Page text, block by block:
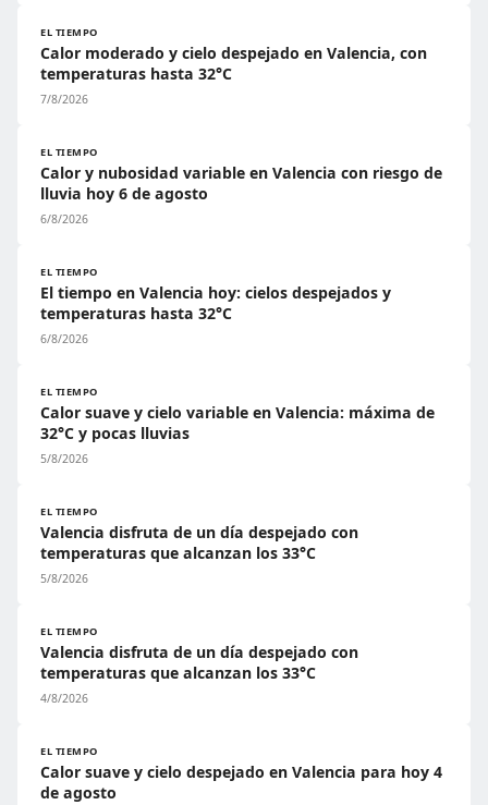
EL TIEMPO
Calor moderado y cielo despejado en Valencia, con
temperaturas hasta 32°C
7/8/2026
EL TIEMPO
Calor y nubosidad variable en Valencia con riesgo de
lluvia hoy 6 de agosto
6/8/2026
EL TIEMPO
El tiempo en Valencia hoy: cielos despejados y
temperaturas hasta 32°C
6/8/2026
EL TIEMPO
Calor suave y cielo variable en Valencia: máxima de
32°C y pocas lluvias
5/8/2026
EL TIEMPO
Valencia disfruta de un día despejado con
temperaturas que alcanzan los 33°C
5/8/2026
EL TIEMPO
Valencia disfruta de un día despejado con
temperaturas que alcanzan los 33°C
4/8/2026
EL TIEMPO
Calor suave y cielo despejado en Valencia para hoy 4
de agosto